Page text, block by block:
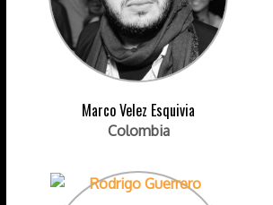
Marco Velez Esquivia
Colombia